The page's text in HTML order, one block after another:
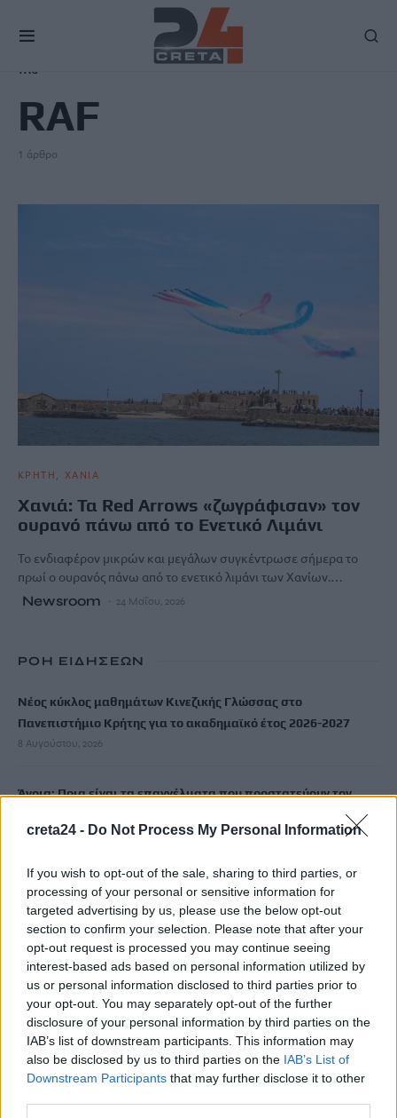
creta24 - Do Not Process My Personal Information
If you wish to opt-out of the sale, sharing to third parties, or
processing of your personal or sensitive information for
targeted advertising by us, please use the below opt-out
section to confirm your selection. Please note that after your
opt-out request is processed you may continue seeing
interest-based ads based on personal information utilized by
us or personal information disclosed to third parties prior to
your opt-out. You may separately opt-out of the further
disclosure of your personal information by third parties on the
IAB’s list of downstream participants. This information may
also be disclosed by us to third parties on the IAB’s List of
Downstream Participants that may further disclose it to other
TAG
RAF
1 άρθρο
ΚΡΗΤΗ ΧΑΝΙΑ
Χανιά: Τα Red Arrows «ζωγράφισαν» τον
ουρανό πάνω από το Ενετικό Λιμάνι
Το ενδιαφέρον μικρών και μεγάλων συγκέντρωσε σήμερα το
πρωί ο ουρανός πάνω από το ενετικό λιμάνι των Χανίων.…
Newsroom 24 Μαΐου, 2026
ΡΟΗ ΕΙΔΗΣΕΩΝ
Νέος κύκλος μαθημάτων Κινεζικής Γλώσσας στο
Πανεπιστήμιο Κρήτης για το ακαδημαϊκό έτος 2026-2027
8 Αυγούστου, 2026
Άνοια: Ποια είναι τα επαγγέλματα που προστατεύουν τον
8 Αυγούστου, 2026
Επίδομα €391 από τον ΟΠΕΚΑ, χωρίς εισοδηματικά κριτήρια:
Η προϋπόθεση
8 Αυγούστου, 2026
Θεατρική αφήγηση «Έρευσεν ύδωρ» στο Δημοτικό Σχολείο
8 Αυγούστου, 2026
18χρονος έσπασε παγκόσμιο ρεκόρ ως ο νεότερος άνδρας
καθηγητής -Διδάσκει συνομηλίκους του